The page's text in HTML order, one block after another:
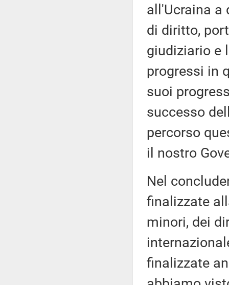
all'Ucraina a
di diritto,
giudiziario e
progressi in
suoi
successo
percorso
il nostro
Nel
finalizzate
minori, dei
finalizzate